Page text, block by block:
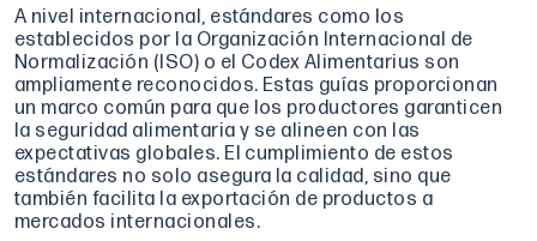
A nivel internacional, estándares como los
establecidos por la Organización Internacional de
Normalización (ISO) o el Codex Alimentarius son
ampliamente reconocidos. Estas guías proporcionan
un marco común para que los productores garanticen
la seguridad alimentaria y se alineen con las
expectativas globales. El cumplimiento de estos
estándares no solo asegura la calidad, sino que
también facilita la exportación de productos a
mercados internacionales.